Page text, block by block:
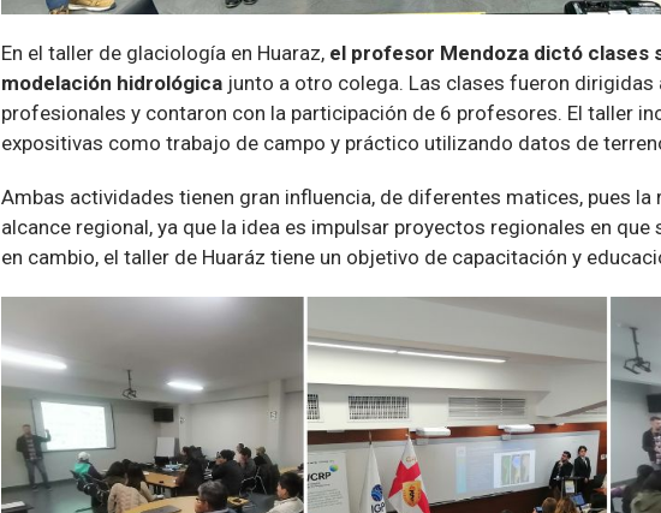
En el taller de glaciología en Huaraz, el profesor Mendoza dictó clases
modelación hidrológica junto a otro colega. Las clases fueron dirigidas
profesionales y contaron con la participación de 6 profesores. El taller
expositivas como trabajo de campo y práctico utilizando datos de
Ambas actividades tienen gran influencia, de diferentes matices, pues la
alcance regional, ya que la idea es impulsar proyectos regionales en
en cambio, el taller de Huaráz tiene un objetivo de capacitación y